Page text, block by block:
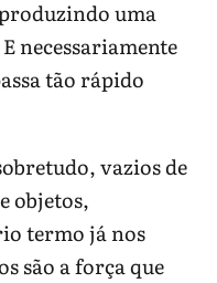
uma
necessariamente
tão rápido
vazios de
objetos,
termo já nos
são a força que